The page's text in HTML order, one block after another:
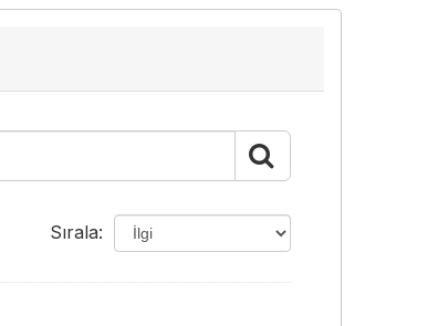
Sırala